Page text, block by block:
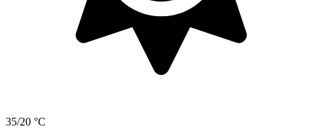
35/20 °C